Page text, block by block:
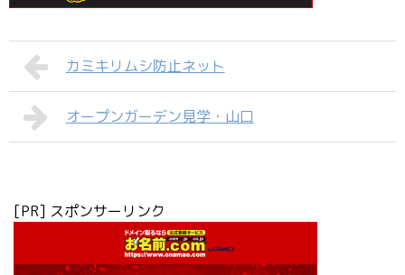
カミキリムシ防止ネット
オープンガーデン見学・山口
[PR] スポンサーリンク